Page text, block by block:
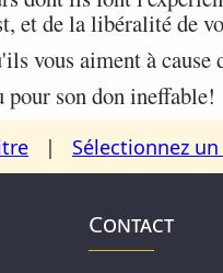
et de la libéralité de
vous aiment à
pour son don ineffable!
| Sélectionnez
Contact